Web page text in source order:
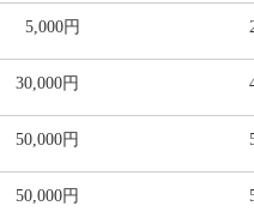
5,000円
30,000円
50,000円
50,000円